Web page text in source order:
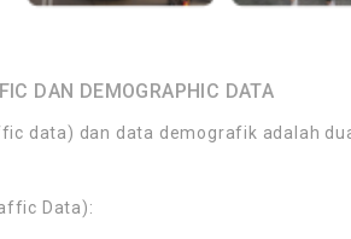
DAN DEMOGRAPHIC DATA
data) dan data demografik adalah
Data):